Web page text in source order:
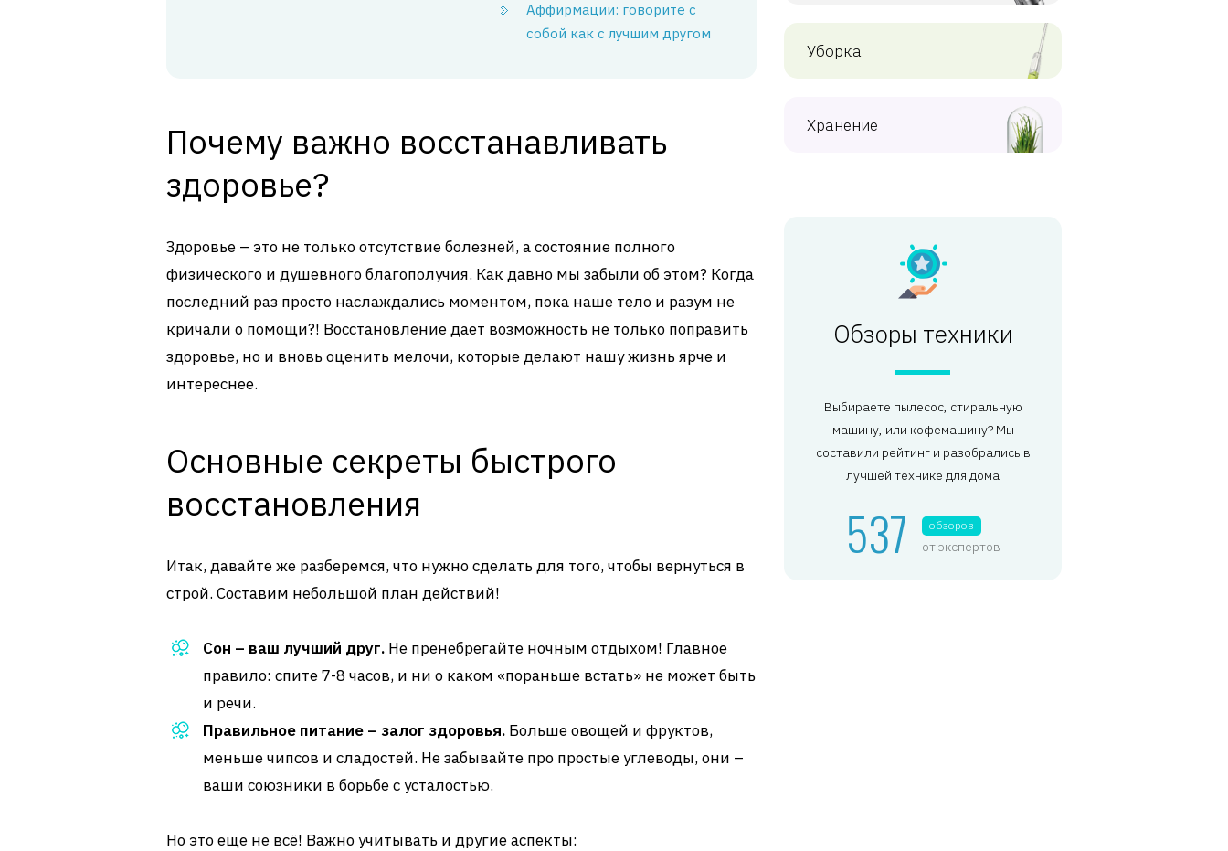
Аффирмации: говорите с
собой как с лучшим другом
Почему важно восстанавливать
здоровье?
Здоровье – это не только отсутствие болезней, а состояние полного
физического и душевного благополучия. Как давно мы забыли об этом? Когда
последний раз просто наслаждались моментом, пока наше тело и разум не
кричали о помощи?! Восстановление дает возможность не только поправить
здоровье, но и вновь оценить мелочи, которые делают нашу жизнь ярче и
интереснее.
Основные секреты быстрого
восстановления
Итак, давайте же разберемся, что нужно сделать для того, чтобы вернуться в
строй. Составим небольшой план действий!
Сон – ваш лучший друг. Не пренебрегайте ночным отдыхом! Главное
правило: спите 7-8 часов, и ни о каком «пораньше встать» не может быть
и речи.
Правильное питание – залог здоровья. Больше овощей и фруктов,
меньше чипсов и сладостей. Не забывайте про простые углеводы, они –
ваши союзники в борьбе с усталостью.
Но это еще не всё! Важно учитывать и другие аспекты:
Уборка
Хранение
Обзоры техники
Выбираете пылесос, стиральную
машину, или кофемашину? Мы
составили рейтинг и разобрались в
лучшей технике для дома
537 обзоров
от экспертов